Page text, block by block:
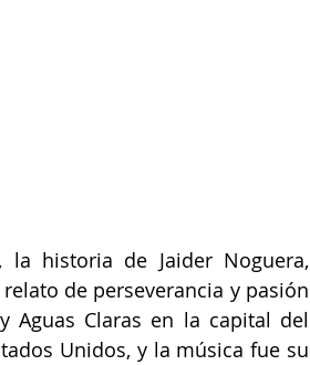
, la historia de Jaider Noguera,
relato de perseverancia y pasión
y Aguas Claras
Unidos, y la música fue su